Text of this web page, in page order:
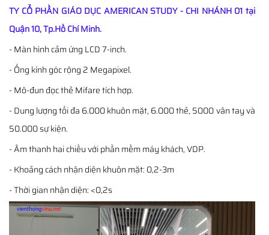
TY CỔ PHẦN GIÁO DỤC AMERICAN STUDY - CHI NHÁNH 01 tại
Quận 10, Tp.Hồ Chí Minh.
- Màn hình cảm ứng LCD 7-inch.
- Ống kính góc rộng 2 Megapixel.
- Mô-đun đọc thẻ Mifare tích hợp.
- Dung lượng tối đa 6.000 khuôn mặt, 6.000 thẻ, 5000 vân tay và
50.000 sự kiện.
- Âm thanh hai chiều với phần mềm máy khách, VDP.
- Khoảng cách nhận diện khuôn mặt: 0,2-3m
- Thời gian nhận diện: <0,2s